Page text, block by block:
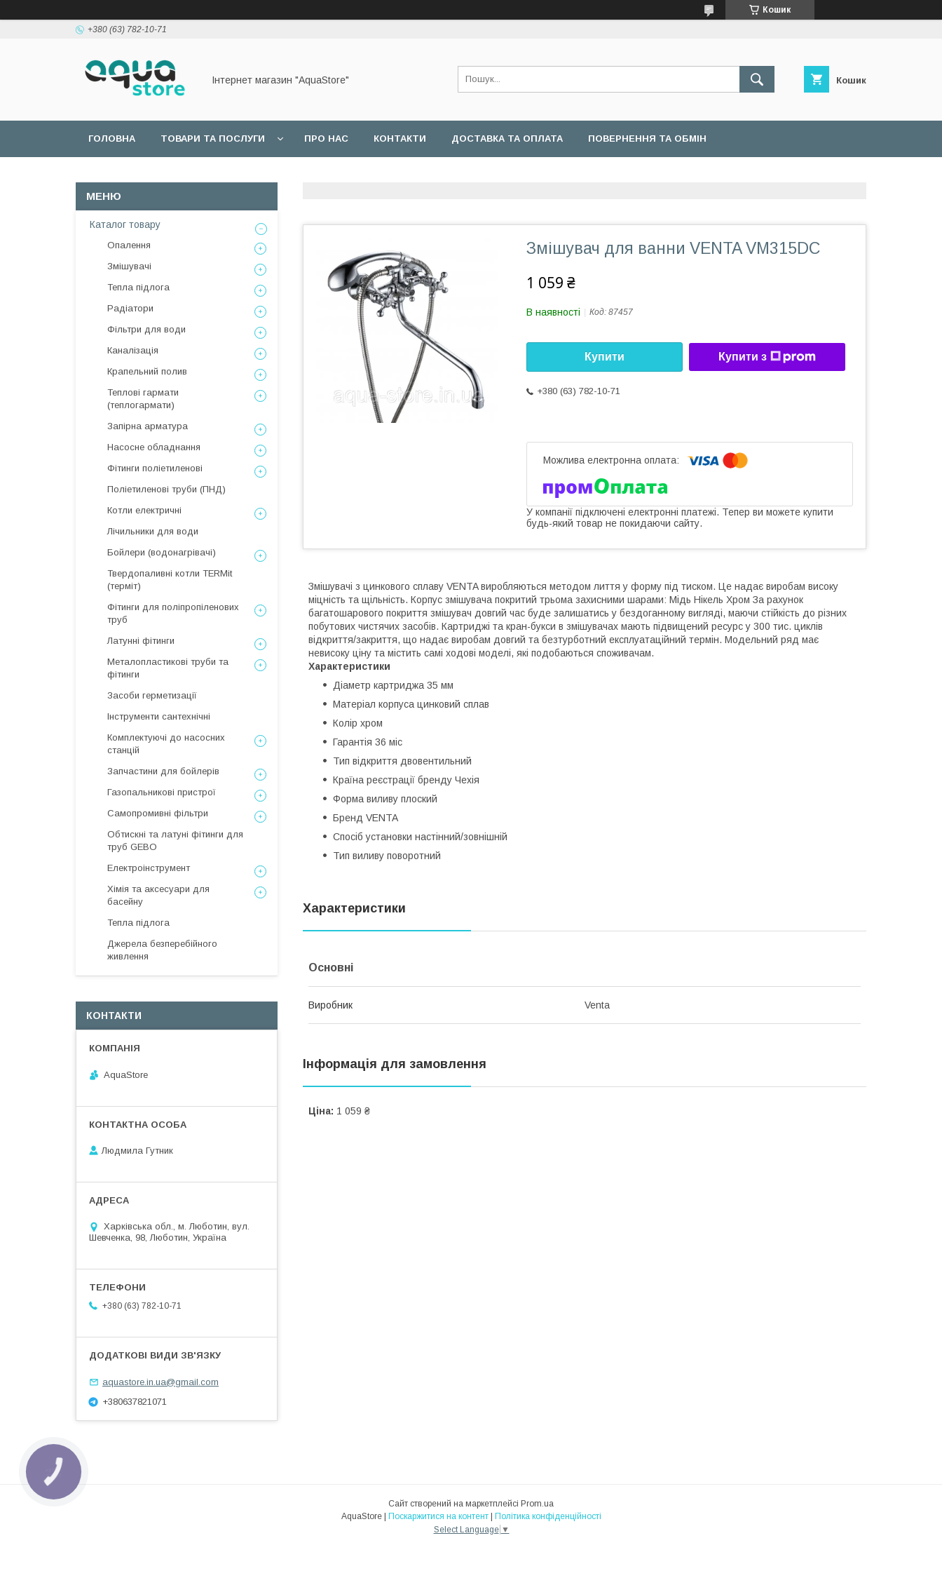
Кошик
+380 (63) 782-10-71
Інтернет магазин "AquaStore" Кошик
ГОЛОВНА ТОВАРИ ТА ПОСЛУГИ ПРО НАС КОНТАКТИ ДОСТАВКА ТА ОПЛАТА ПОВЕРНЕННЯ ТА ОБМІН
Змішувач для ванни VENTA VM315DC
1 059 ₴
В наявності Код: 87457
Купити Купити з
+380 (63) 782-10-71
У компанії підключені електронні платежі. Тепер ви можете купити
будь-який товар не покидаючи сайту.
Змішувачі з цинкового сплаву VENTA виробляються методом лиття у форму під тиском. Це надає виробам високу
міцність та щільність. Корпус змішувача покритий трьома захисними шарами: Мідь Нікель Хром За рахунок
багатошарового покриття змішувач довгий час буде залишатись у бездоганному вигляді, маючи стійкість до різних
побутових чистячих засобів. Картриджі та кран-букси в змішувачах мають підвищений ресурс у 300 тис. циклів
відкриття/закриття, що надає виробам довгий та безтурботний експлуатаційний термін. Модельний ряд має
невисоку ціну та містить самі ходові моделі, які подобаються споживачам.
Характеристики
Діаметр картриджа 35 мм
Матеріал корпуса цинковий сплав
Колір хром
Гарантія 36 міс
Тип відкриття двовентильний
Країна реєстрації бренду Чехія
Форма виливу плоский
Бренд VENTA
Спосіб установки настінний/зовнішній
Тип виливу поворотний
Характеристики
Основні
Виробник Venta
Інформація для замовлення
Ціна: 1 059 ₴
Каталог товару
Опалення
Змішувачі
Тепла підлога
Радіатори
Фільтри для води
Каналізація
Крапельний полив
Теплові гармати
(теплогармати)
Запірна арматура
Насосне обладнання
Фітинги поліетиленові
Поліетиленові труби (ПНД)
Котли електричні
Лічильники для води
Бойлери (водонагрівачі)
Твердопаливні котли TERMit
(терміт)
Фітинги для поліпропіленових
труб
Латунні фітинги
Металопластикові труби та
фітинги
Засоби герметизації
Інструменти сантехнічні
Комплектуючі до насосних
станцій
Запчастини для бойлерів
Газопальникові пристрої
Самопромивні фільтри
Обтискні та латуні фітинги для
труб GEBO
Електроінструмент
Хімія та аксесуари для
басейну
Тепла підлога
Джерела безперебійного
живлення
КОНТАКТИ
AquaStore
Людмила Гутник
Харківська обл., м. Люботин, вул.
Шевченка, 98, Люботин, Україна
+380 (63) 782-10-71
aquastore.in.ua@gmail.com
+380637821071
Сайт створений на маркетплейсі Prom.ua
Поскаржитися на контент
Політика конфіденційності
Select Language ▼
КНОПКА
ЗВ'ЯЗКУ